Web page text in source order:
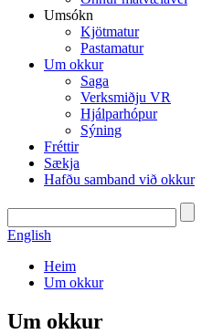
Umsókn
Kjötmatur
Pastamatur
Um okkur
Saga
Verksmiðju VR
Hjálparhópur
Sýning
Fréttir
Sækja
Hafðu samband við okkur
English
Heim
Um okkur
Um okkur